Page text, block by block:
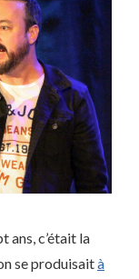
ans, c’était la
se produisaità